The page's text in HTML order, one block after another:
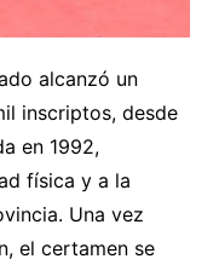
alcanzó un
inscriptos, desde
en 1992,
física y a la
Una vez
el certamen se